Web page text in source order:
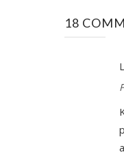
18